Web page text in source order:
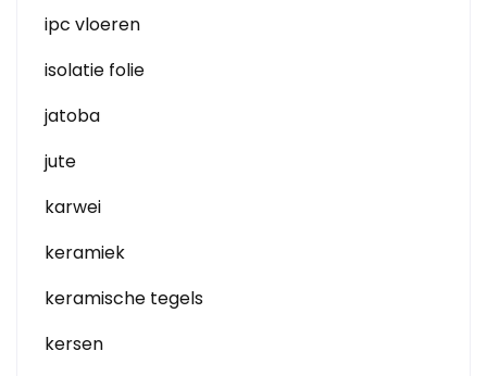
ipc vloeren
isolatie folie
jatoba
jute
karwei
keramiek
keramische tegels
kersen